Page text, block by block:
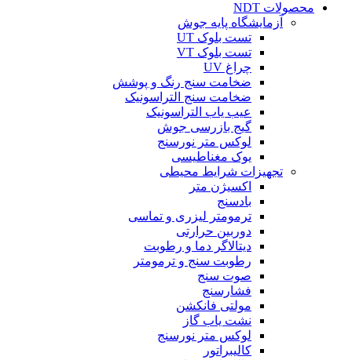
محصولات NDT
آزمایشگاه پایه جوش
تست بلوک UT
تست بلوک VT
چراغ UV
ضخامت سنج رنگ و پوشش
ضخامت سنج التراسونیک
عیب یاب التراسونیک
گیج بازرسی جوش
لوکس متر نورسنج
یوک مغناطیسی
تجهیزات شرایط محیطی
اکسیژن متر
بادسنج
ترمومتر لیزری و تماسی
دوربین حرارتی
دیتالاگر دما و رطوبت
رطوبت سنج و ترمومتر
صوت سنج
فشارسنج
مولتی فانکشن
نشت یاب گاز
لوکس متر نورسنج
کالیبراتور